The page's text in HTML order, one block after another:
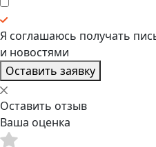
Я соглашаюсь получать
и новостями
Оставить заявку
Оставить отзыв
Ваша оценка